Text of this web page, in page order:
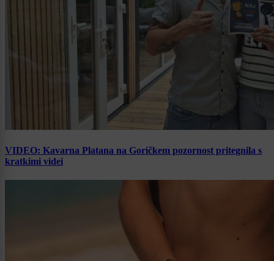
VIDEO: Kavarna Platana na Goričkem pozornost pritegnila s
kratkimi videi